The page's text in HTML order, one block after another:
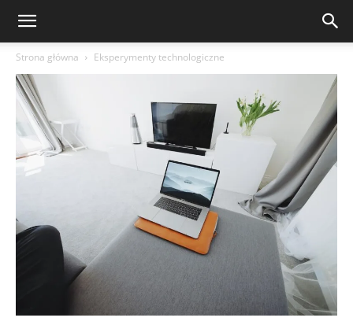
Strona główna Eksperymenty technologiczne